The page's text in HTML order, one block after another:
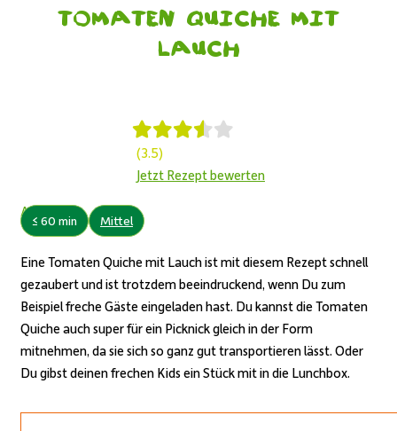
Tomaten Quiche mit
Lauch
(3.5)
Jetzt Rezept bewerten
Autor:
≤ 60 min Mittel
EineTomaten Quichemit Lauch ist mit diesem Rezept schnell
gezaubert und ist trotzdem beeindruckend, wenn Du zum
Beispiel freche Gäste eingeladen hast. Du kannst dieTomaten
Quicheauch super für ein Picknick gleich in der Form
mitnehmen, da sie sich so ganz gut transportieren lässt. Oder
Du gibst deinen frechen Kids ein Stück mit in die Lunchbox.